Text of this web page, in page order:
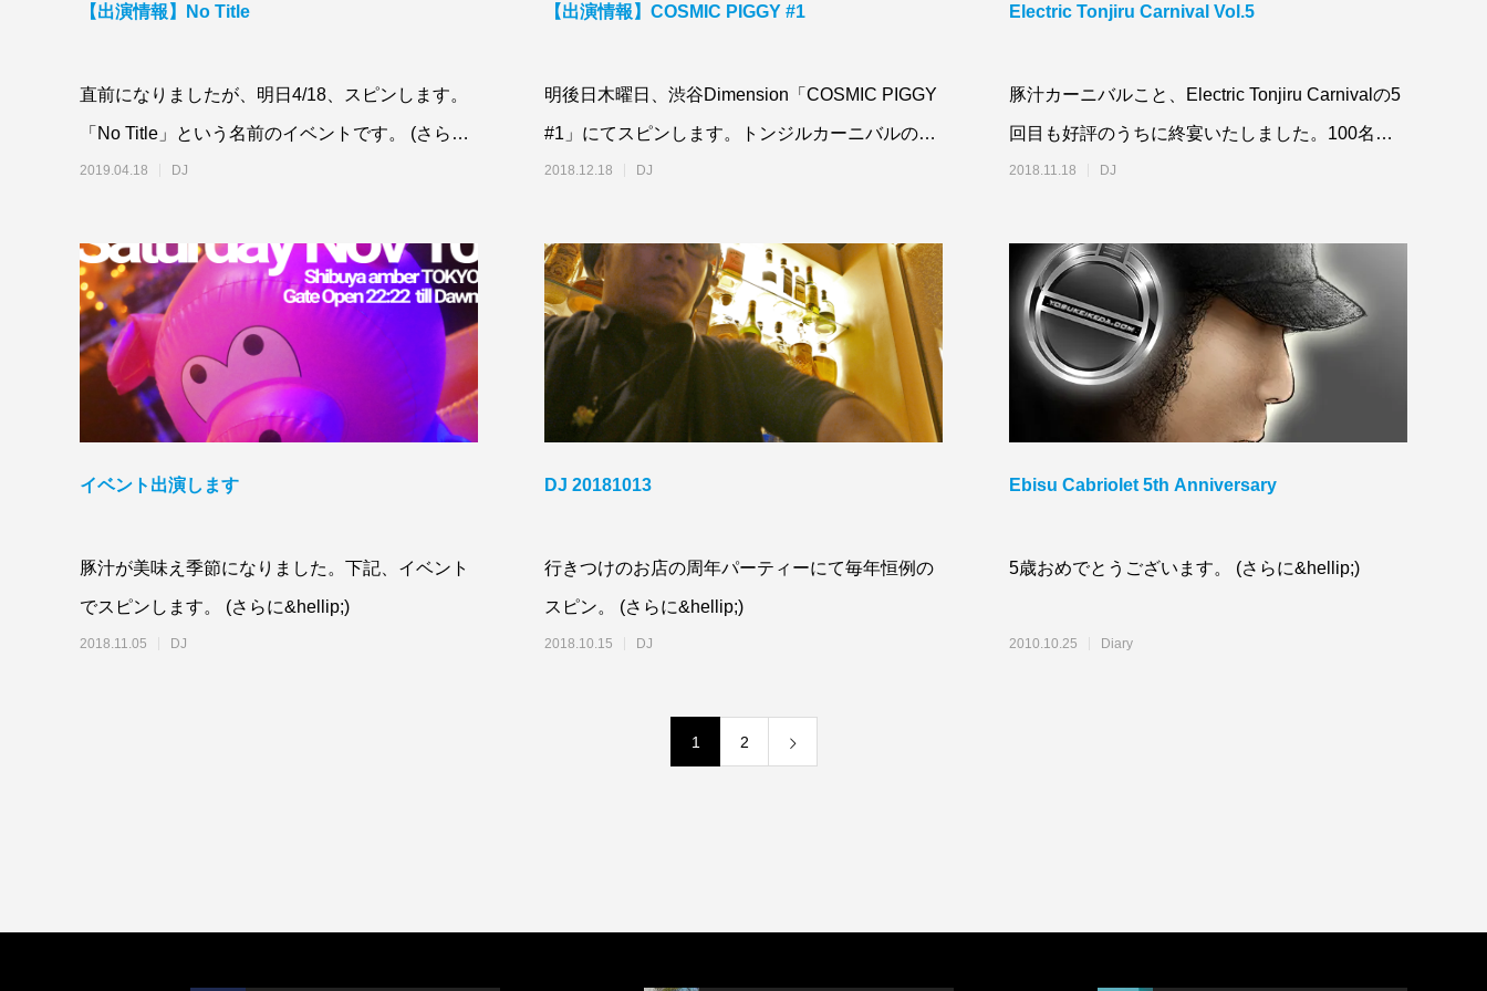
【出演情報】No Title
直前になりましたが、明日4/18、スピンします。
「No Title」という名前のイベントです。 (さらに
&hellip;)
2019.04.18 DJ
【出演情報】COSMIC PIGGY #1
明後日木曜日、渋谷Dimension「COSMIC PIGGY
#1」にてスピンします。トンジルカーニバルのス
ピンオフイベントです。
2018.12.18 DJ
Electric Tonjiru Carnival Vol.5
豚汁カーニバルこと、Electric Tonjiru Carnivalの5
回目も好評のうちに終宴いたしました。100名を
越えるお客さんに
2018.11.18 DJ
イベント出演します
豚汁が美味え季節になりました。下記、イベント
でスピンします。 (さらに&hellip;)
2018.11.05 DJ
DJ 20181013
行きつけのお店の周年パーティーにて毎年恒例の
スピン。 (さらに&hellip;)
2018.10.15 DJ
Ebisu Cabriolet 5th Anniversary
5歳おめでとうございます。 (さらに&hellip;)
2010.10.25 Diary
1 2